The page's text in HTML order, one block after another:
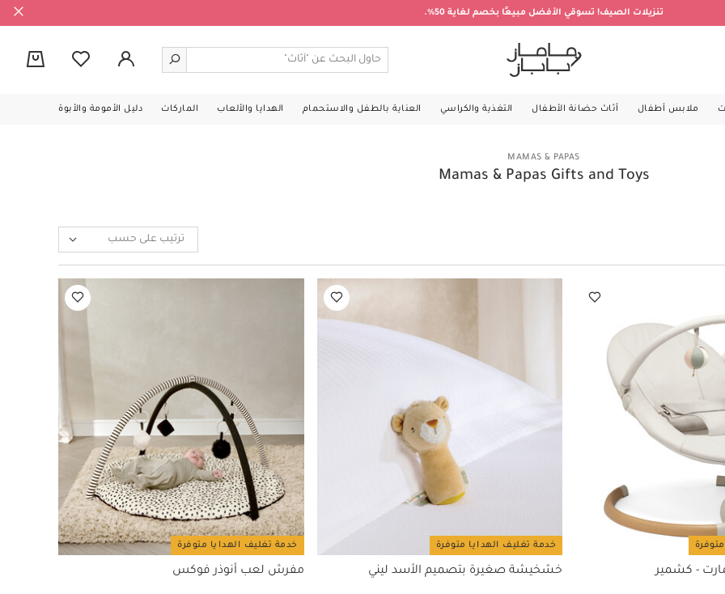
تنزيلات الصيف! تسوقي الأفضل مبيعًا بخصم لغاية 50%.
ملابس أطفال أثاث حضانة الأطفال التغذية والكراسي العناية بالطفل والاستحمام الهدايا والألعاب الماركات دليل الأمومة والأبوة
MAMAS & PAPAS
Mamas & Papas Gifts and Toys
ترتيب على حسب
- كشمير
خدمة تغليف الهدايا متوفرة
خشخيشة صغيرة بتصميم الأسد ليني
خدمة تغليف الهدايا متوفرة
مفرش لعب أنوذر فوكس